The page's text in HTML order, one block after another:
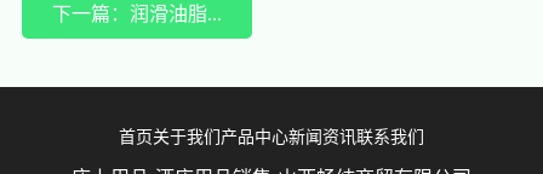
下一篇：润滑油脂...
首页 关于我们 产品中心新闻资讯联系我们